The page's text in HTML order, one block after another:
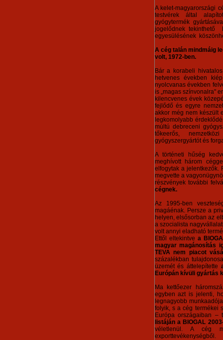
A kelet-magyarországi
testvérek által
gyógytermék
jogelődnek tekinthető
egyesülésének
A cég talán mindmáig
volt, 1972-ben.
Bár a korabeli
hetvenes években
nyolcvanas években
is „magas színvonalra"
kilencvenes évek
fejlődő és egyre
akkor még nem készült
legkomolyabb
múltú debreceni
tőkeerős,
gyógyszergyártót és
A történeti hűség
meghívott három
elfogytak a jelentkezők.
megvette a
részvények további
cégnek.
Az 1995-ben
magáénak. Persze a
helyen, elsősorban az
a szocialista
volt annyi eladható
Ettől eltekintve a
magyar magánosítás
TEVA nem piacot
százalékban
üzemét és áttelepítette
Európán kívüli gyártás
Ma kettőezer
egyben azt is jelenti,
legnagyobb
folyik, s a cég termékei
Európa országaiban
listáján a BIOGAL
véletlenül. A cég
exporttevékenységből.